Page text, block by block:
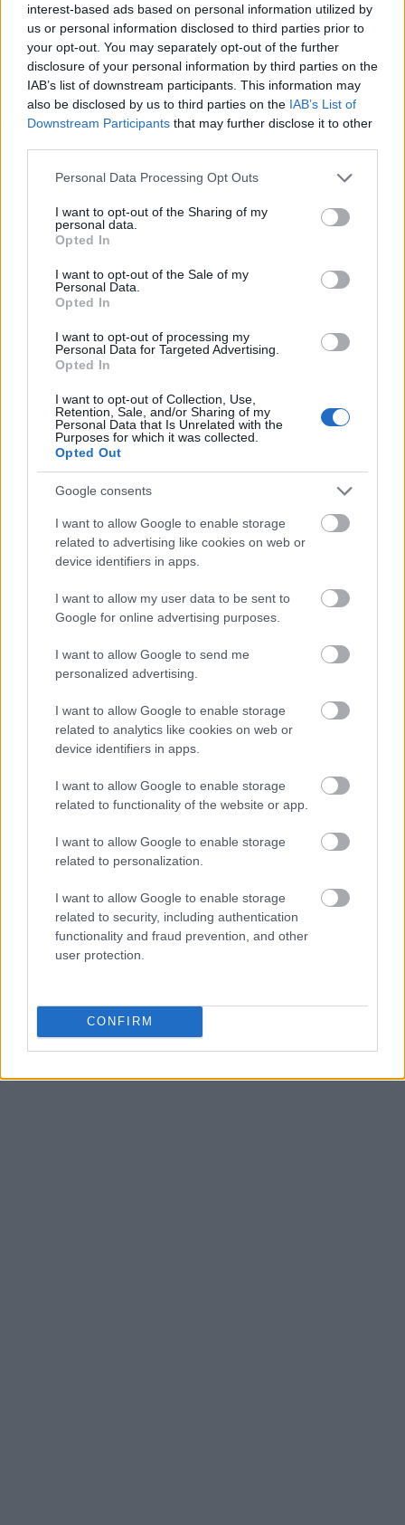
interest-based ads based on personal information utilized by
us or personal information disclosed to third parties prior to
your opt-out. You may separately opt-out of the further
disclosure of your personal information by third parties on the
IAB’s list of downstream participants. This information may
also be disclosed by us to third parties on the IAB’s List of
Downstream Participants that may further disclose it to other
Please note that this website/app uses one or more Google
not limited to your visit or usage behaviour. You may click to
grant or deny consent to Google and its third-party tags to
use your data for below specified purposes in below Google
consent section.
Personal Data Processing Opt Outs
I want to opt-out of the Sharing of my
personal data.
Opted In
I want to opt-out of the Sale of my
Personal Data.
Opted In
I want to opt-out of processing my
Personal Data for Targeted Advertising.
Opted In
I want to opt-out of Collection, Use,
Retention, Sale, and/or Sharing of my
Personal Data that Is Unrelated with the
Purposes for which it was collected.
Opted Out
Google consents
I want to allow Google to enable storage
related to advertising like cookies on web or
device identifiers in apps.
I want to allow my user data to be sent to
Google for online advertising purposes.
I want to allow Google to send me
personalized advertising.
I want to allow Google to enable storage
related to analytics like cookies on web or
device identifiers in apps.
I want to allow Google to enable storage
related to functionality of the website or app.
I want to allow Google to enable storage
related to personalization.
I want to allow Google to enable storage
related to security, including authentication
functionality and fraud prevention, and other
user protection.
CONFIRM
Zacznij pisać, żeby zobaczyć wyniki lub przyciśnij ESC,
by zamknąć
SUBSCRIBE
A customizable modal perfect for newsletters
[mc4wp_form id="496"]